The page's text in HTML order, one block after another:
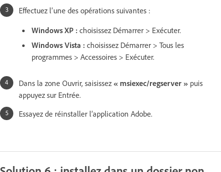
Effectuez l’une des opérations suivantes :
Windows XP : choisissez Démarrer > Exécuter.
Windows Vista : choisissez Démarrer > Tous les
programmes > Accessoires > Exécuter.
Dans la zone Ouvrir, saisissez « msiexec/regserver » puis
appuyez sur Entrée.
Essayez de réinstaller l’application Adobe.